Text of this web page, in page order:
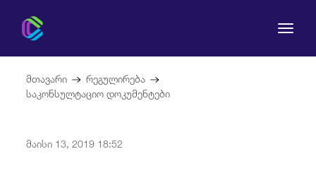
კომისია
მთავარი რეგულირება
საკონსულტაციო დოკუმენტები
მაისი 13, 2019 18:52